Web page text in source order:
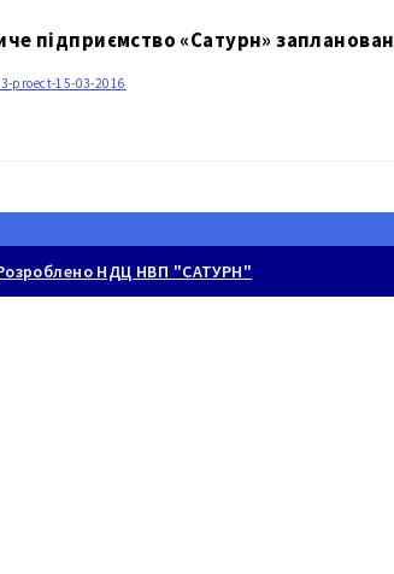
підприємство «Сатурн»
proect-15-03-2016
НДЦ НВП "САТУРН"